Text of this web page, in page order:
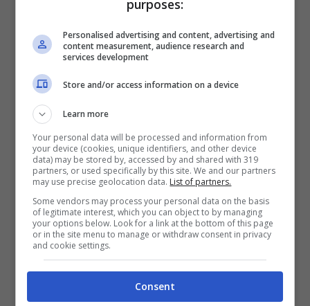
su Instagram.
Leggi anche ->Elodie l’annuncio che spiazza i
fan: gioia incontenibile, come l’ha presa
purposes:
Personalised advertising and content, advertising and
content measurement, audience research and
services development
Store and/or access information on a device
Learn more
Your personal data will be processed and information from
your device (cookies, unique identifiers, and other device
data) may be stored by, accessed by and shared with 319
partners, or used specifically by this site. We and our partners
may use precise geolocation data. List of partners.
Some vendors may process your personal data on the basis
of legitimate interest, which you can object to by managing
your options below. Look for a link at the bottom of this page
or in the site menu to manage or withdraw consent in privacy
and cookie settings.
Consent